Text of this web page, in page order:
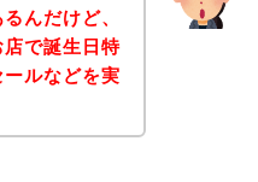
んだけど、
で誕生日特
ルなどを実